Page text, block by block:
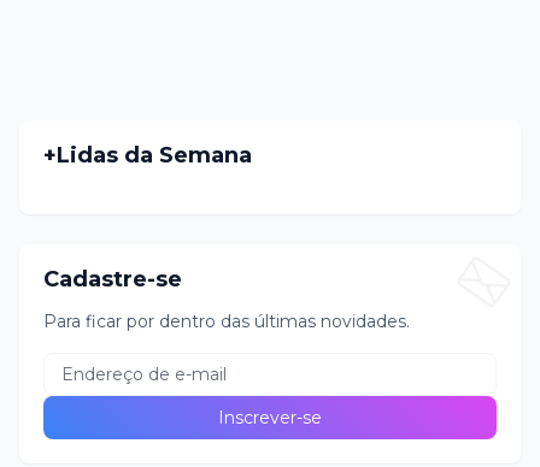
+Lidas da Semana
Cadastre-se
Para ficar por dentro das últimas novidades.